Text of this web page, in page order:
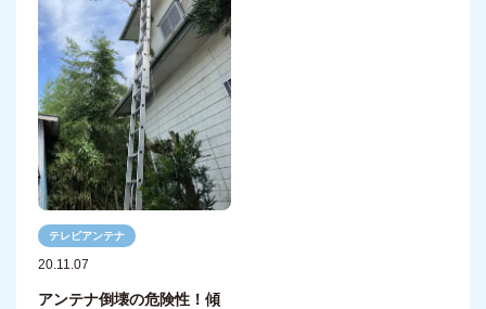
テレビアンテナ
20.11.07
アンテナ倒壊の危険性！傾